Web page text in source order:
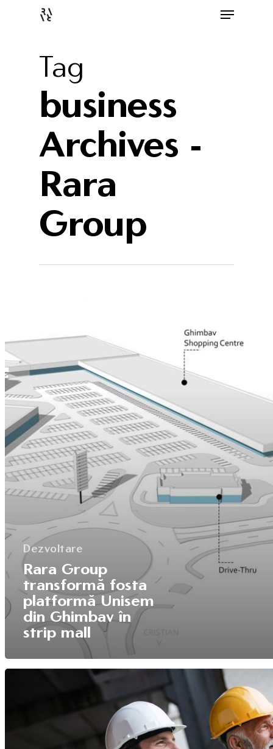
Tag
business
Archives -
Rara
Group
Dezvoltare
Rara Group
transformă fosta
platformă Unisem
din Ghimbav în
strip mall
Home
Despre noi
Domenii
Dezvoltare
Turism
Energie
Cariere
Noutăți
Contact
Contact